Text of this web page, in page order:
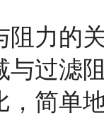
阻力的
与过滤
，简单